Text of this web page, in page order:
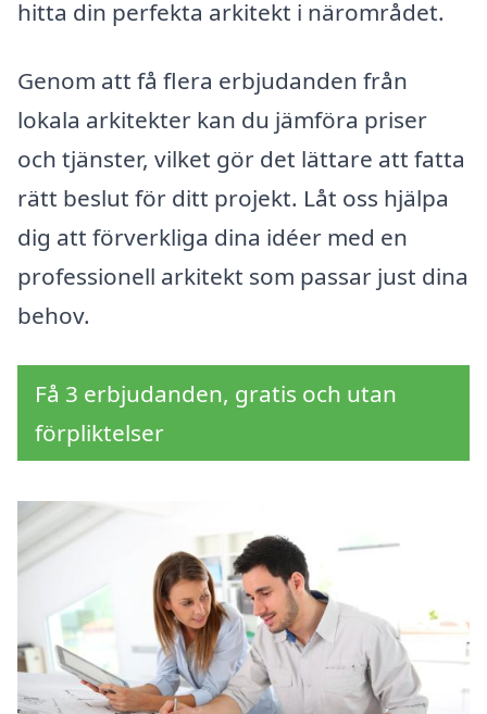
hitta din perfekta arkitekt i närområdet.
Genom att få flera erbjudanden från
lokala arkitekter kan du jämföra priser
och tjänster, vilket gör det lättare att fatta
rätt beslut för ditt projekt. Låt oss hjälpa
dig att förverkliga dina idéer med en
professionell arkitekt som passar just dina
behov.
Få 3 erbjudanden, gratis och utan
förpliktelser